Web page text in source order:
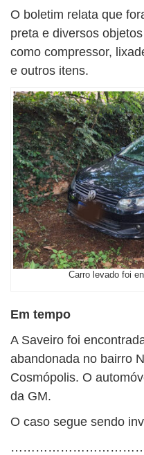
O boletim relata que
preta e diversos
como compressor,
e outros itens.
Carro levado foi
Em tempo
A Saveiro foi
abandonada no bairro
Cosmópolis. O
da GM.
O caso segue sendo